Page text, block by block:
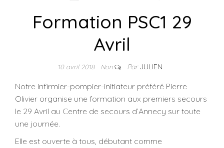
Formation PSC1 29
Avril
10 avril 2018 Non ParJULIEN
Notre infirmier-pompier-initiateur préféré Pierre
Olivier organise une formation aux premiers secours
le 29 Avril au Centre de secours d’Annecy sur toute
une journée.
Elle est ouverte à tous, débutant comme